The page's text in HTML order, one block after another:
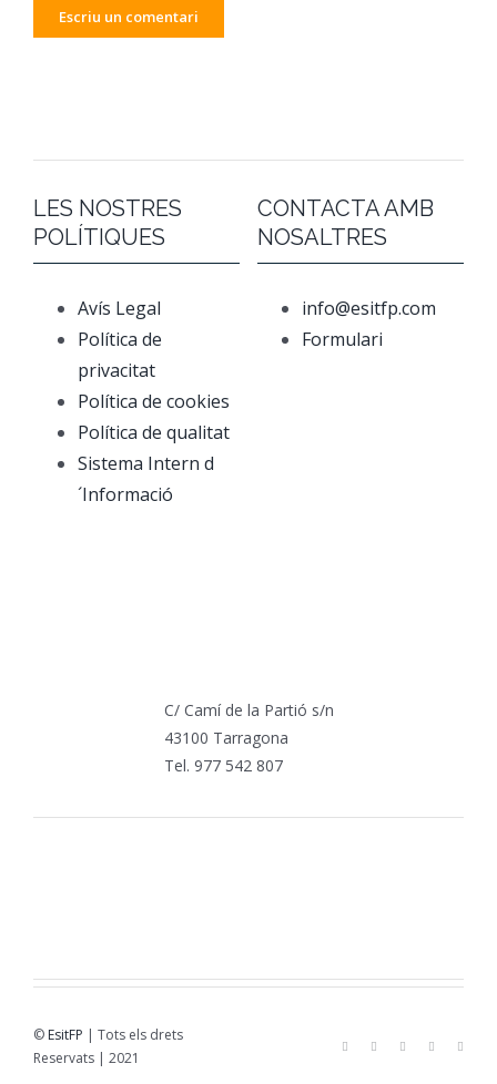
LES NOSTRES
POLÍTIQUES
Avís Legal
Política de
privacitat
Política de cookies
Política de qualitat
Sistema Intern d
´Informació
CONTACTA AMB
NOSALTRES
info@esitfp.com
Formulari
C/ Camí de la Partió s/n
43100 Tarragona
Tel. 977 542 807
© EsitFP | Tots els drets
Reservats | 2021